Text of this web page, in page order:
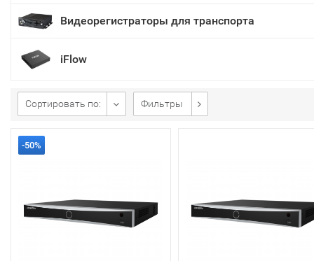
Видеорегистраторы для транспорта
iFlow
Сортировать по: Фильтры
-50%